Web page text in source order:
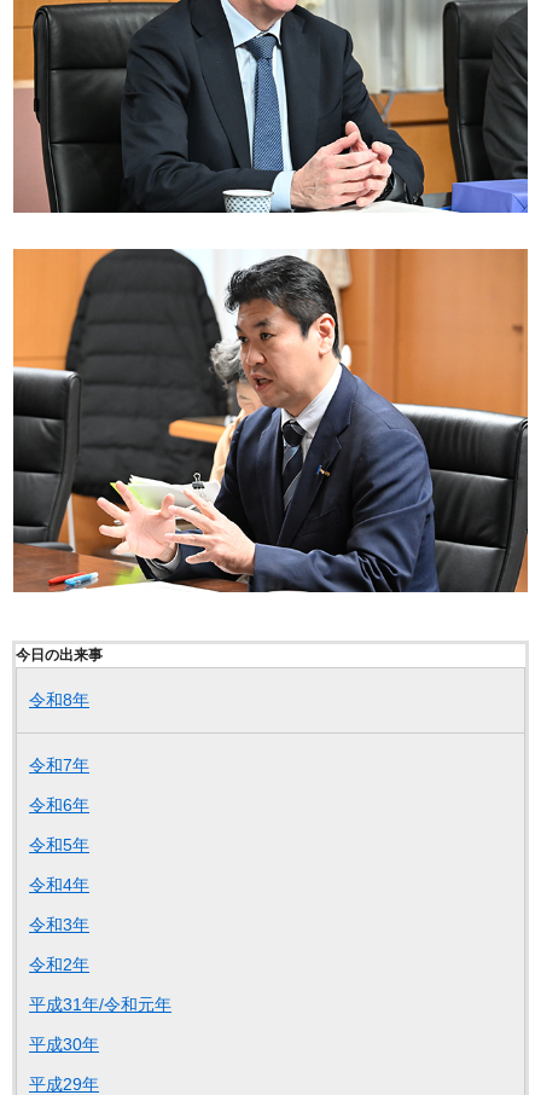
今日の出来事
令和8年
令和7年
令和6年
令和5年
令和4年
令和3年
令和2年
平成31年/令和元年
平成30年
平成29年